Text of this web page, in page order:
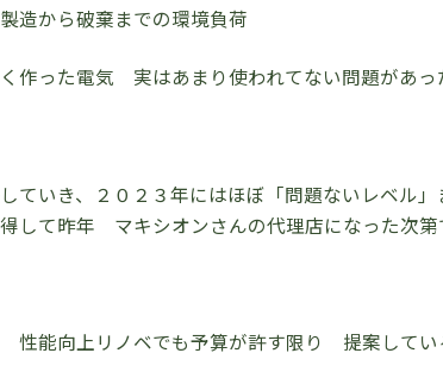
から破棄までの環境負荷
った電気 実はあまり使われてない問題があっ
ていき、２０２３年にはほぼ「問題ないレベル
して昨年 マキシオンさんの代理店になった次第
能向上リノベでも予算が許す限り 提案してい